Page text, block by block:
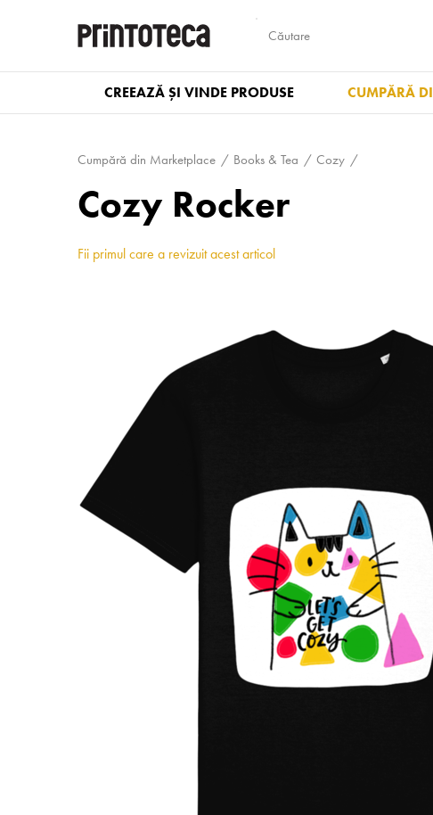
CREEAZĂ ȘI VINDE PRODUSE CUMPĂRĂ
Cumpără din Marketplace Books & Tea Cozy
Cozy Rocker
Fii primul care a revizuit acest articol